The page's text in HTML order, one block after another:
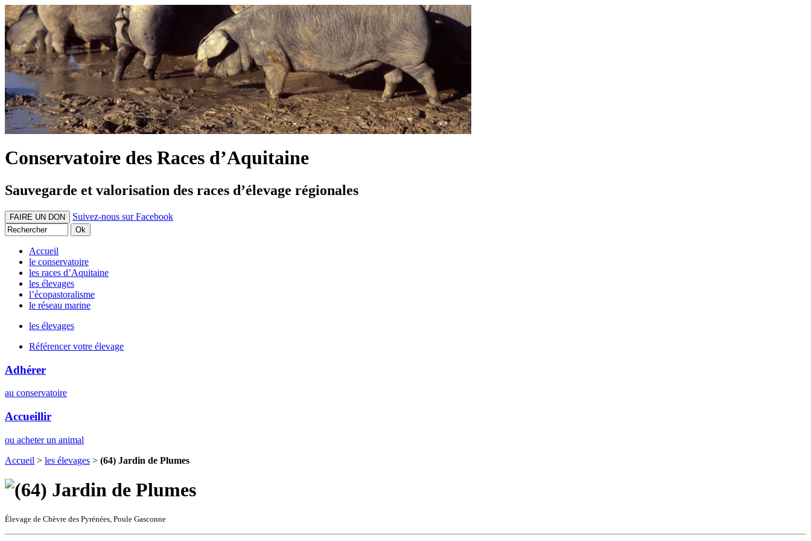
Conservatoire des Races d’Aquitaine
Sauvegarde et valorisation des races d’élevage régionales
FAIRE UN DON Suivez-nous sur Facebook
Accueil
le conservatoire
les races d’Aquitaine
les élevages
l’écopastoralisme
le réseau marine
les élevages
Référencer votre élevage
Adhérer
au conservatoire
Accueillir
ou acheter un animal
Accueil > les élevages > (64) Jardin de Plumes
Élevage de Chèvre des Pyrénées, Poule Gasconne